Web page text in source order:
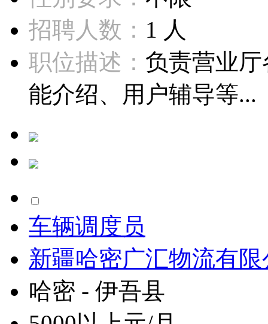
招聘人数： 1 人
职位描述： 负责营业
能介绍、用户辅导等...
车辆调度员
新疆哈密广汇物流有限
哈密 - 伊吾县